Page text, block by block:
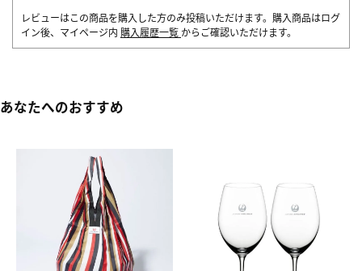
レビューはこの商品を購入した方のみ投稿いただけます。購入商品はログ
イン後、マイページ内 購入履歴一覧 からご確認いただけます。
あなたへのおすすめ